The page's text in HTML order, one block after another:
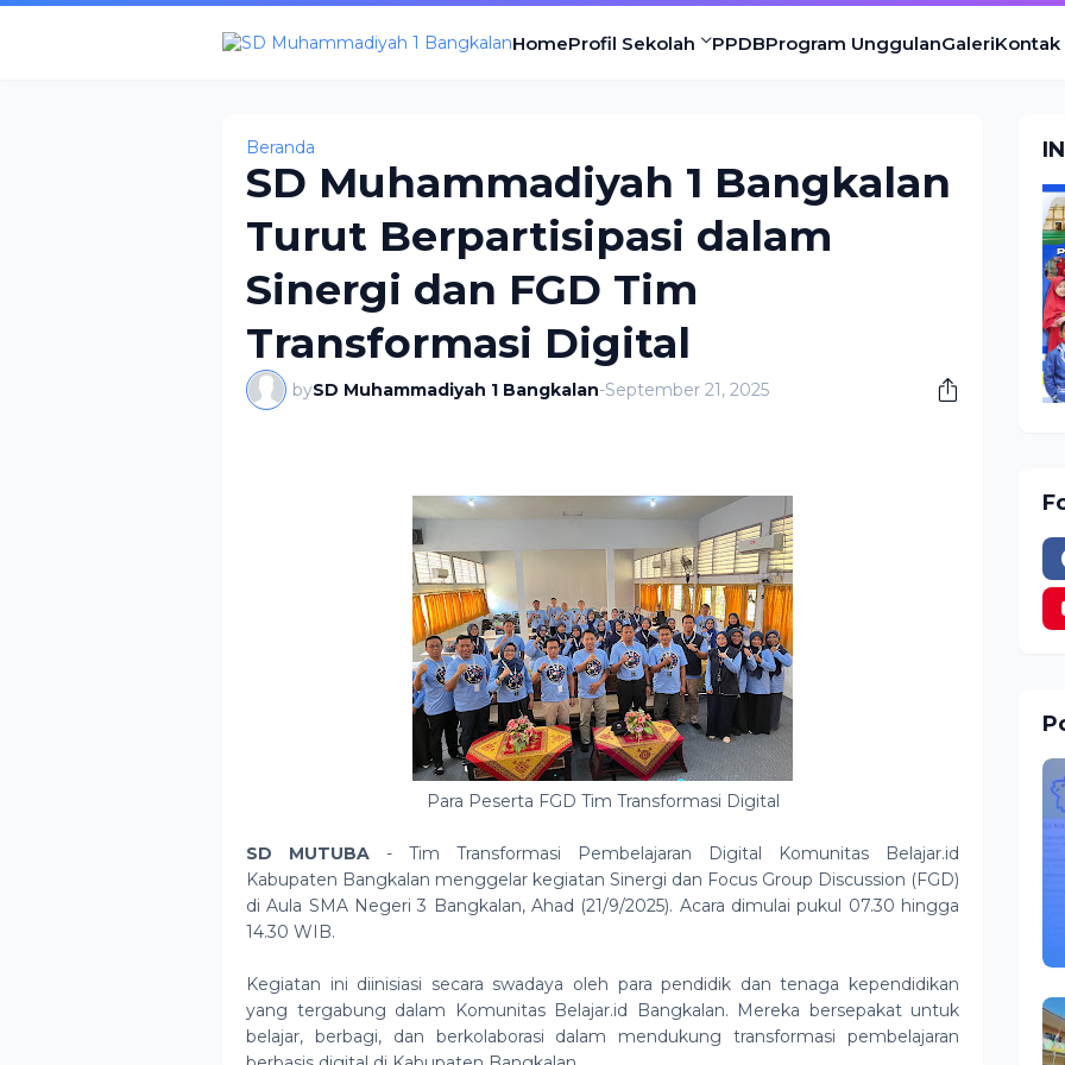
HomeProfil Sekolah PPDBProgram UnggulanGaleriKontak
Beranda
SD Muhammadiyah 1 Bangkalan
Turut Berpartisipasi dalam
Sinergi dan FGD Tim
Transformasi Digital
bySD Muhammadiyah 1 Bangkalan-September 21, 2025
Para Peserta FGD Tim Transformasi Digital
SD MUTUBA - Tim Transformasi Pembelajaran Digital Komunitas Belajar.id
Kabupaten Bangkalan menggelar kegiatan Sinergi dan Focus Group Discussion (FGD)
di Aula SMA Negeri 3 Bangkalan, Ahad (21/9/2025). Acara dimulai pukul 07.30 hingga
14.30 WIB.
Kegiatan ini diinisiasi secara swadaya oleh para pendidik dan tenaga kependidikan
yang tergabung dalam Komunitas Belajar.id Bangkalan. Mereka bersepakat untuk
belajar, berbagi, dan berkolaborasi dalam mendukung transformasi pembelajaran